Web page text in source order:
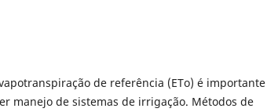
de referência (ETo) é importante
manejo de sistemas de irrigação. Métodos de